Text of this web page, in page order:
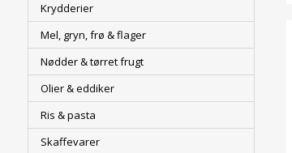
Krydderier
Mel, gryn, frø & flager
Nødder & tørret frugt
Olier & eddiker
Ris & pasta
Skaffevarer